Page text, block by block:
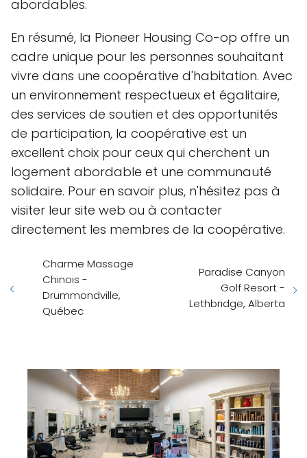
abordables.
En résumé, la Pioneer Housing Co-op offre un
cadre unique pour les personnes souhaitant
vivre dans une coopérative d'habitation. Avec
un environnement respectueux et égalitaire,
des services de soutien et des opportunités
de participation, la coopérative est un
excellent choix pour ceux qui cherchent un
logement abordable et une communauté
solidaire. Pour en savoir plus, n'hésitez pas à
visiter leur site web ou à contacter
directement les membres de la coopérative.
Charme Massage
Chinois -
Drummondville,
Québec
Paradise Canyon
Golf Resort -
Lethbridge, Alberta